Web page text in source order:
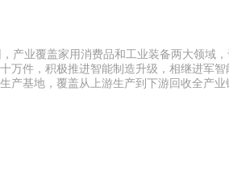
产业覆盖家用消费品和工业装备两大领域
万件，积极推进智能制造升级，相继进军
产基地，覆盖从上游生产到下游回收全产